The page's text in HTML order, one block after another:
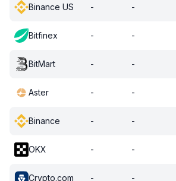
Binance US - -
Bitfinex - -
BitMart - -
Aster - -
Binance - -
OKX - -
Crypto.com - -